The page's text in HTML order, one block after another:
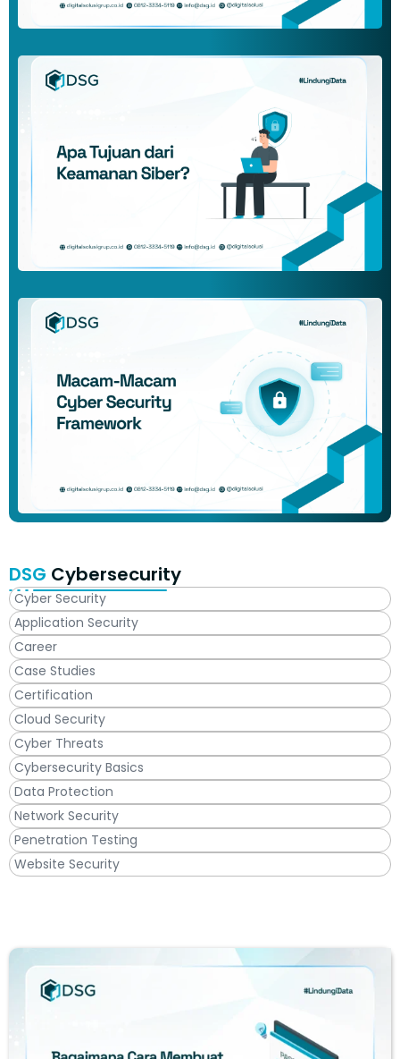
DSG Cybersecurity
Cyber Security
Application Security
Career
Case Studies
Certification
Cloud Security
Cyber Threats
Cybersecurity Basics
Data Protection
Network Security
Penetration Testing
Website Security